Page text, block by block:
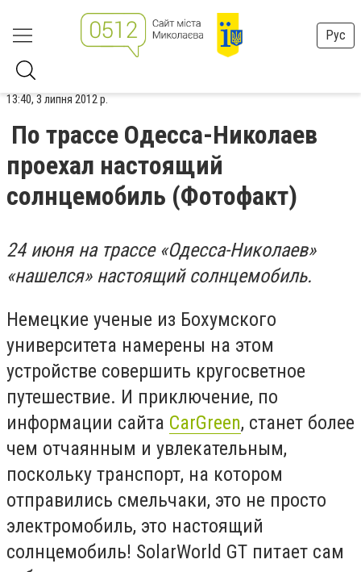
Рус
13:40, 3 липня 2012 р.
По трассе Одесса-Николаев
проехал настоящий
солнцемобиль (Фотофакт)
24 июня на трассе «Одесса-Николаев»
«нашелся» настоящий солнцемобиль.
Немецкие ученые из Бохумского
университета намерены на этом
устройстве совершить кругосветное
путешествие. И приключение, по
информации сайта CarGreen, станет более
чем отчаянным и увлекательным,
поскольку транспорт, на котором
отправились смельчаки, это не просто
электромобиль, это настоящий
солнцемобиль! SolarWorld GT питает сам